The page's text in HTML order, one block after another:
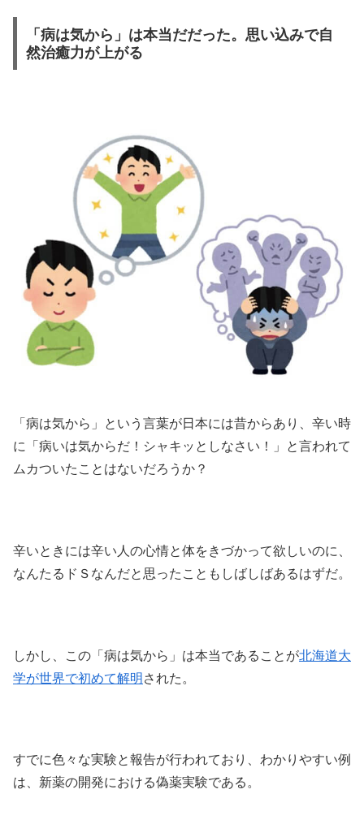
「病は気から」は本当だだった。思い込みで自
然治癒力が上がる
「病は気から」という言葉が日本には昔からあり、辛い時
に「病いは気からだ！シャキッとしなさい！」と言われて
ムカついたことはないだろうか？
辛いときには辛い人の心情と体をきづかって欲しいのに、
なんたるドＳなんだと思ったこともしばしばあるはずだ。
しかし、この「病は気から」は本当であることが北海道大
学が世界で初めて解明 された。
すでに色々な実験と報告が行われており、わかりやすい例
は、新薬の開発における偽薬実験である。